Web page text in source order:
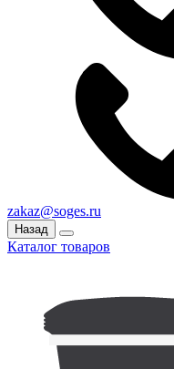
zakaz@soges.ru
Назад
Каталог товаров